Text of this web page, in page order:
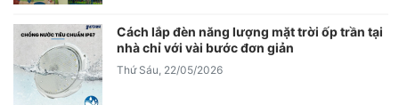
Cách lắp đèn năng lượng mặt trời ốp trần tại
nhà chỉ với vài bước đơn giản
Thứ Sáu, 22/05/2026